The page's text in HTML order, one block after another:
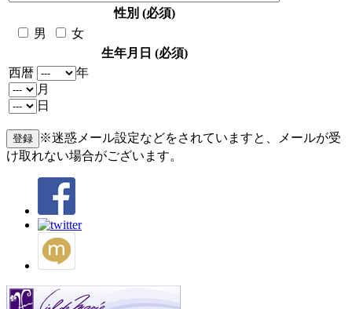
性別 (必須)
男
女
生年月日 (必須)
西暦
年
月
日
※迷惑メール設定などをされていますと、メールが受
け取れない場合がございます。